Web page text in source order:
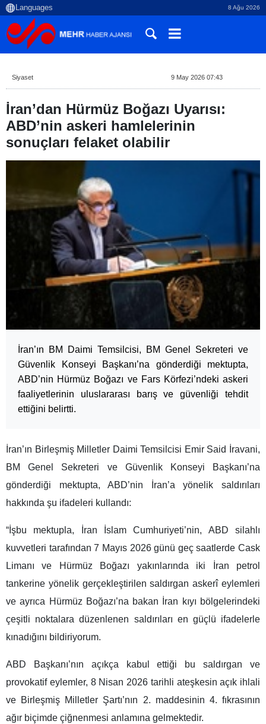
8 Ağu 2026
Siyaset 9 May 2026 07:43
İran’dan Hürmüz Boğazı Uyarısı:
ABD’nin askeri hamlelerinin
sonuçları felaket olabilir
İran’ın BM Daimi Temsilcisi, BM Genel Sekreteri ve
Güvenlik Konseyi Başkanı’na gönderdiği mektupta,
ABD’nin Hürmüz Boğazı ve Fars Körfezi’ndeki askeri
faaliyetlerinin uluslararası barış ve güvenliği tehdit
ettiğini belirtti.
İran’ın Birleşmiş Milletler Daimi Temsilcisi Emir Said İravani,
BM Genel Sekreteri ve Güvenlik Konseyi Başkanı’na
gönderdiği mektupta, ABD’nin İran’a yönelik saldırıları
hakkında şu ifadeleri kullandı:
“İşbu mektupla, İran İslam Cumhuriyeti’nin, ABD silahlı
kuvvetleri tarafından 7 Mayıs 2026 günü geç saatlerde Cask
Limanı ve Hürmüz Boğazı yakınlarında iki İran petrol
tankerine yönelik gerçekleştirilen saldırgan askerî eylemleri
ve ayrıca Hürmüz Boğazı’na bakan İran kıyı bölgelerindeki
çeşitli noktalara düzenlenen saldırıları en güçlü ifadelerle
kınadığını bildiriyorum.
ABD Başkanı’nın açıkça kabul ettiği bu saldırgan ve
provokatif eylemler, 8 Nisan 2026 tarihli ateşkesin açık ihlali
ve Birleşmiş Milletler Şartı’nın 2. maddesinin 4. fıkrasının
ağır biçimde çiğnenmesi anlamına gelmektedir.